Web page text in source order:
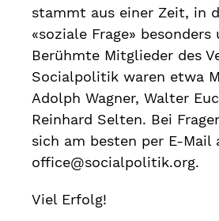
stammt aus einer Zeit, in
«soziale Frage» besonders
Berühmte Mitglieder des
Socialpolitik waren etwa
Adolph Wagner, Walter
Reinhard Selten. Bei
sich am besten per E-Mail
office@socialpolitik.org.
Viel Erfolg!